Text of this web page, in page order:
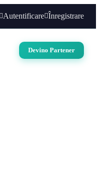
Autentificare Înregistrare
Devino Partener